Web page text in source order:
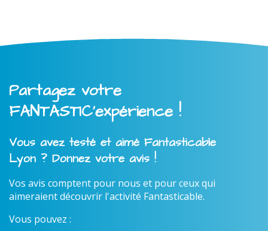
Partagez votre
FANTASTIC'expérience !
Vous avez testé et aimé Fantasticable
Lyon ? Donnez votre avis !
Vos avis comptent pour nous et pour ceux qui
aimeraient découvrir l'activité Fantasticable.
Vous pouvez :